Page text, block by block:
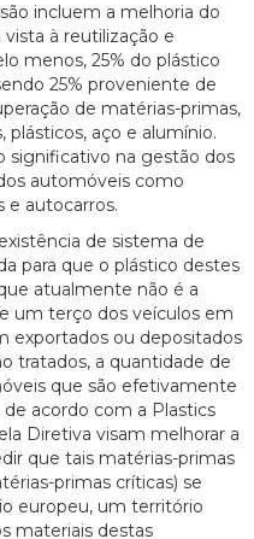
incluem a melhoria do
à reutilização e
menos, 25% do plástico
25% proveniente de
de matérias-primas,
plásticos, aço e alumínio.
significativo na gestão dos
automóveis como
autocarros.
de sistema de
para que o plástico destes
atualmente não é a
um terço dos veículos em
exportados ou depositados
tratados, a quantidade de
que são efetivamente
de acordo com a Plastics
Diretiva visam melhorar a
que tais matérias-primas
primas críticas) se
europeu, um território
materiais destas